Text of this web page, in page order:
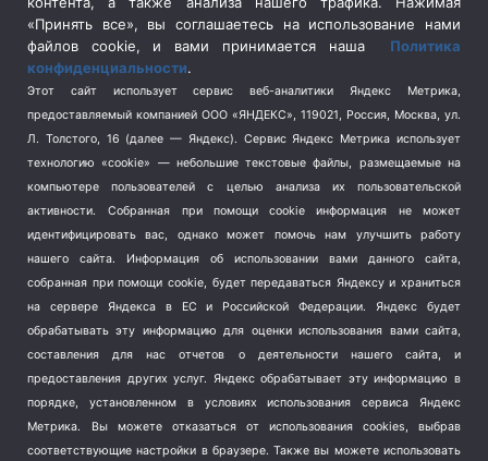
Спецоперация в Украине
Спецоперация на Украине
(404)
Спорт (740)
Терроризм (1)
Транспорт (262)
Туризм (178)
Флот (76)
Школа и спорт (2)
Экология (8)
Экономика (1172)
«Принять все», вы соглашаетесь на использование нами
файлов cookie, и вами принимается наша Политика
конфиденциальности.
Этот сайт использует сервис веб-аналитики Яндекс Метрика,
предоставляемый компанией ООО «ЯНДЕКС», 119021, Россия, Москва, ул.
Л. Толстого, 16 (далее — Яндекс). Сервис Яндекс Метрика использует
технологию «cookie» — небольшие текстовые файлы, размещаемые на
компьютере пользователей с целью анализа их пользовательской
активности.
Собранная при помощи cookie информация не может
идентифицировать вас, однако может помочь нам улучшить работу
нашего сайта. Информация об использовании вами данного сайта,
собранная при помощи cookie, будет передаваться Яндексу и храниться
на сервере Яндекса в ЕС и Российской Федерации. Яндекс будет
обрабатывать эту информацию для оценки использования вами сайта,
составления для нас отчетов о деятельности нашего сайта, и
предоставления других услуг. Яндекс обрабатывает эту информацию в
порядке, установленном в условиях использования сервиса Яндекс
Метрика.
Вы можете отказаться от использования cookies, выбрав
соответствующие настройки в браузере. Также вы можете использовать